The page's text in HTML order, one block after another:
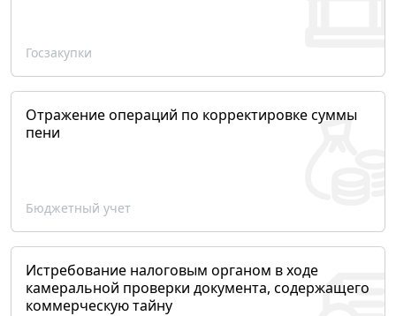
Госзакупки
Отражение операций по корректировке суммы
пени
Бюджетный учет
Истребование налоговым органом в ходе
камеральной проверки документа, содержащего
коммерческую тайну